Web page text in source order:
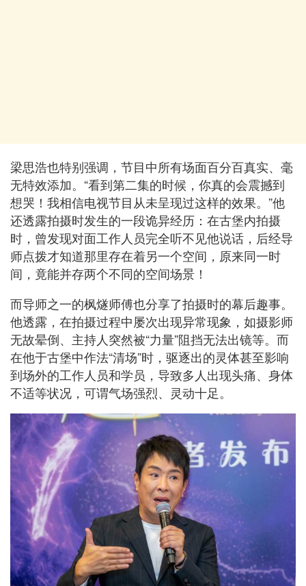
梁思浩也特别强调，节目中所有场面百分百真实、毫
无特效添加。“看到第二集的时候，你真的会震撼到
想哭！我相信电视节目从未呈现过这样的效果。”他
还透露拍摄时发生的一段诡异经历：在古堡内拍摄
时，曾发现对面工作人员完全听不见他说话，后经导
师点拨才知道那里存在着另一个空间，原来同一时
间，竟能并存两个不同的空间场景！
而导师之一的枫燧师傅也分享了拍摄时的幕后趣事。
他透露，在拍摄过程中屡次出现异常现象，如摄影师
无故晕倒、主持人突然被“力量”阻挡无法出镜等。而
在他于古堡中作法“清场”时，驱逐出的灵体甚至影响
到场外的工作人员和学员，导致多人出现头痛、身体
不适等状况，可谓气场强烈、灵动十足。